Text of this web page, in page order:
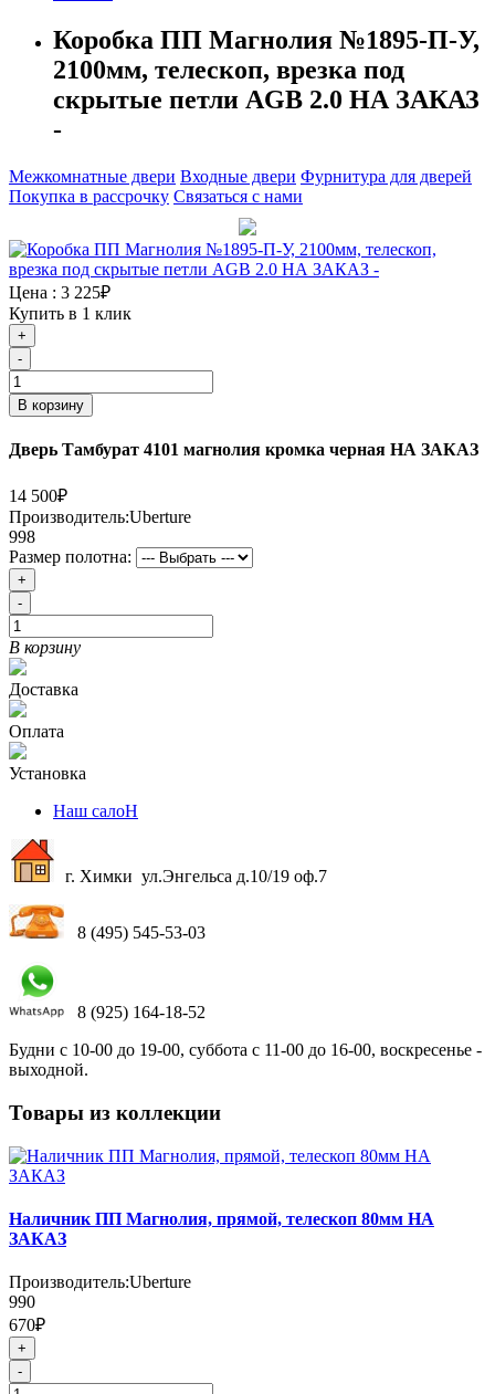
Коробка ПП Магнолия №1895-П-У,
2100мм, телескоп, врезка под
скрытые петли AGB 2.0 НА ЗАКАЗ
-
Межкомнатные двери Входные двери Фурнитура для дверей
Покупка в рассрочку Связаться с нами
Цена : 3 225₽
Купить в 1 клик
+
-
В корзину
Дверь Тамбурат 4101 магнолия кромка черная НА ЗАКАЗ
14 500₽
Производитель:Uberture
998
Размер полотна:
+
-
В корзину
Доставка
Оплата
Установка
Наш салоН
г. Химки ул.Энгельса д.10/19 оф.7
8 (495) 545-53-03
8 (925) 164-18-52
Будни с 10-00 до 19-00, суббота с 11-00 до 16-00, воскресенье -
выходной.
Товары из коллекции
Наличник ПП Магнолия, прямой, телескоп 80мм НА
ЗАКАЗ
Производитель:Uberture
990
670₽
+
-